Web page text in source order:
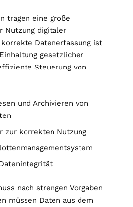
tragen eine große
Nutzung digitaler
korrekte Datenerfassung ist
gesetzlicher
Steuerung von
und Archivieren von
zur korrekten Nutzung
nach strengen Vorgaben
müssen Daten aus dem